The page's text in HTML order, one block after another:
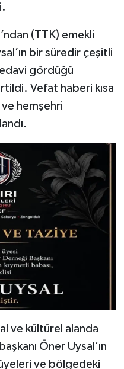
(TTK) emekli
bir süredir çeşitli
gördüğü
Vefat haberi kısa
hemşehri
ve kültürel alanda
Öner Uysal’ın
üyeleri ve bölgedeki